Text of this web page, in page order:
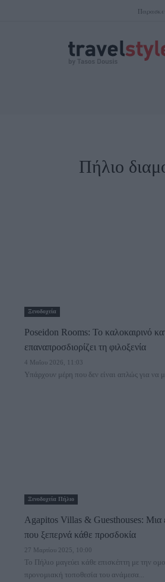
Πήλιο
Ξενοδοχεία
Poseidon Rooms: Το καλοκαιρινό
επαναπροσδιορίζει τη φιλοξενία
4 Μαΐου 2026, 11:03
Υπάρχουν μέρη που δεν είναι απλώς για να
Ξενοδοχεία Πήλιο
Agapitos Villas & Guesthouses: Μια
που ξεπερνά κάθε προσδοκία
27 Μαρτίου 2025, 10:00
Το Πήλιο μαγεύει κάθε επισκέπτη με την
προνομιακή τοποθεσία του ανάμεσα...